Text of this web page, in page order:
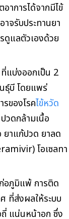
อาการได้จากมีไข้
จรับประทานยา
ดูแลตัวเองด้วย
แบ่งออกเป็น 2
ธุ์บี โดยแพร่
ของโรคไข้หวัด
วดกล้ามเนื้อ
ยาแก้ปวด ยาลด
โอเซลทา
ก่อภูมิแพ้ การติด
ที่ส่งผลให้ระบบ
ถี่ แน่นหน้าอก ซึ่ง